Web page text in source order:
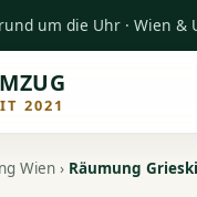
um die Uhr · Wien &
2021
Wien › Räumung